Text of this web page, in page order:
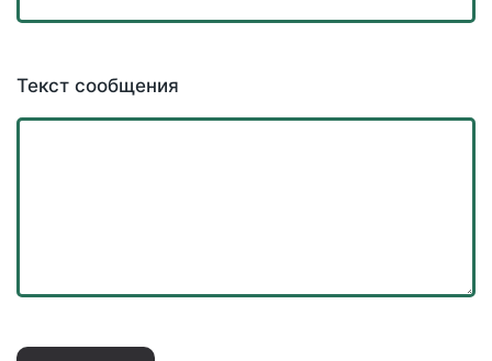
Текст сообщения